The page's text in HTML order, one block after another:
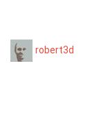
robert3d